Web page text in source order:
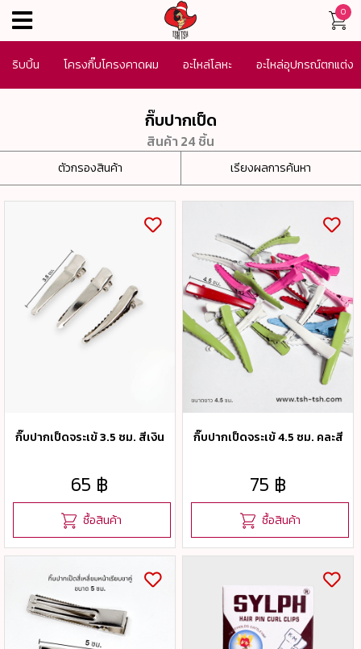
0
menu
ริบบิ้น โครงกิ๊บโครงคาดผม อะไหล่โลหะ อะไหล่อุปกรณ์ตกแต่ง
กิ๊บปากเป็ด
สินค้า 24 ชิ้น
ตัวกรองสินค้า เรียงผลการค้นหา
กิ๊บปากเป็ดจระเข้ 3.5 ซม. สีเงิน
65 ฿
ซื้อสินค้า
กิ๊บปากเป็ดจระเข้ 4.5 ซม. คละสี
75 ฿
ซื้อสินค้า